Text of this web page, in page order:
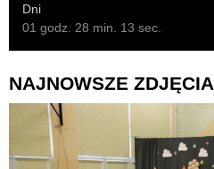
Dni
01 godz. 28 min. 12 sec.
NAJNOWSZE ZDJĘCIA